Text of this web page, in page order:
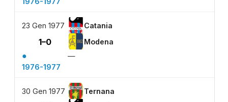
23 Gen 1977 Catania
1–0 Modena
●
—
1976-1977
30 Gen 1977 Ternana